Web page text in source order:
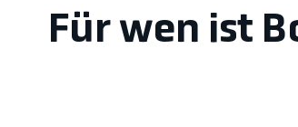
Für wen ist